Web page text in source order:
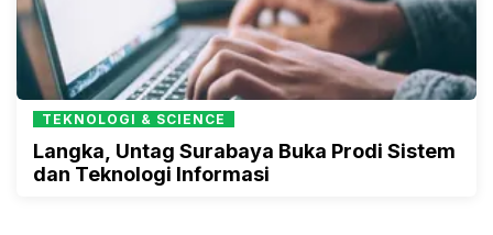
TEKNOLOGI & SCIENCE
Langka, Untag Surabaya Buka Prodi Sistem
dan Teknologi Informasi